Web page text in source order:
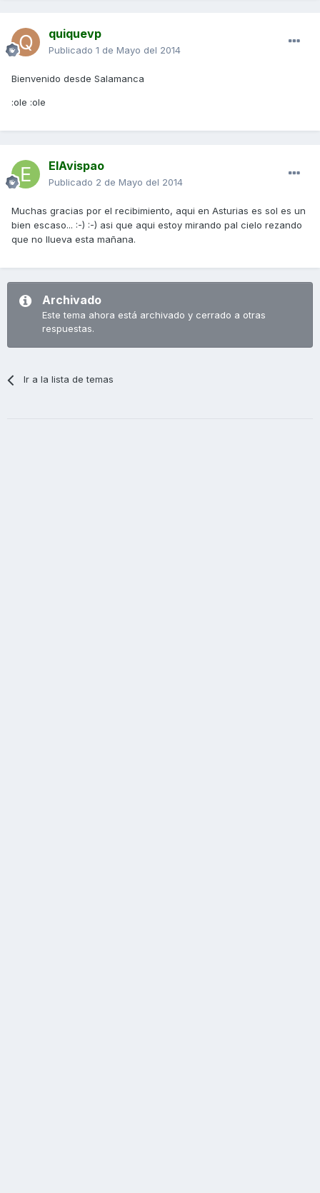
quiquevp
Publicado 1 de Mayo del 2014
Bienvenido desde Salamanca
:ole :ole
ElAvispao
Publicado 2 de Mayo del 2014
Muchas gracias por el recibimiento, aqui en Asturias es sol es un
bien escaso... :-) :-) asi que aqui estoy mirando pal cielo rezando
que no llueva esta mañana.
Archivado
Este tema ahora está archivado y cerrado a otras
respuestas.
Ir a la lista de temas